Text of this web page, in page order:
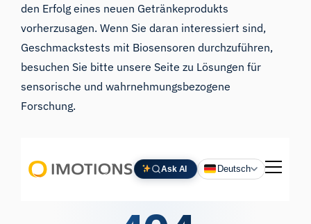
den Erfolg eines neuen Getränkeprodukts
vorherzusagen. Wenn Sie daran interessiert sind,
Geschmackstests mit Biosensoren durchzuführen,
besuchen Sie bitte unsere Seite zu Lösungen für
sensorische und wahrnehmungsbezogene
Forschung.
beschreiben Sie, was Sie untersuchen möchten.
Ich schlage nützliche nächste Fragen vor, basierend
FRAGEN SIE ZU DIESEM ARTIKEL